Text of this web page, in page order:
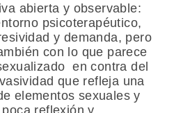
abierta y observable:
psicoterapéutico,
y demanda, pero
con lo que parece
en contra del
que refleja una
elementos sexuales y
reflexión y